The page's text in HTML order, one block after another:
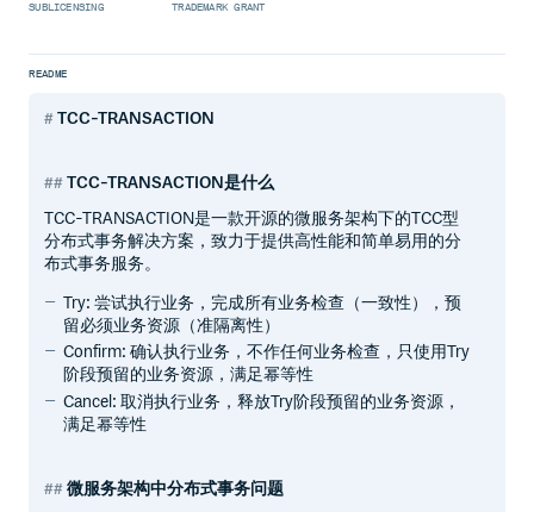
SUBLICENSING TRADEMARK GRANT
README
TCC-TRANSACTION
TCC-TRANSACTION是什么
TCC-TRANSACTION是一款开源的微服务架构下的TCC型
分布式事务解决方案，致力于提供高性能和简单易用的分
布式事务服务。
Try: 尝试执行业务，完成所有业务检查（一致性），预
留必须业务资源（准隔离性）
Confirm: 确认执行业务，不作任何业务检查，只使用Try
阶段预留的业务资源，满足幂等性
Cancel: 取消执行业务，释放Try阶段预留的业务资源，
满足幂等性
微服务架构中分布式事务问题